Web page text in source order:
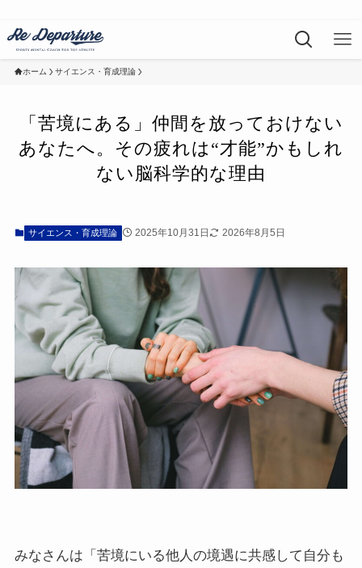
ホーム サイエンス・育成理論
「苦境にある」仲間を放っておけない
あなたへ。その疲れは“才能”かもしれ
ない脳科学的な理由
サイエンス・育成理論 2025年10月31日 2026年8月5日
みなさんは「苦境にいる他人の境遇に共感して自分も